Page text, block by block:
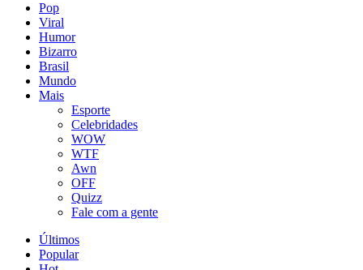
Pop
Viral
Humor
Bizarro
Brasil
Mundo
Mais
Esporte
Celebridades
WOW
WTF
Awn
OFF
Quizz
Fale com a gente
Últimos
Popular